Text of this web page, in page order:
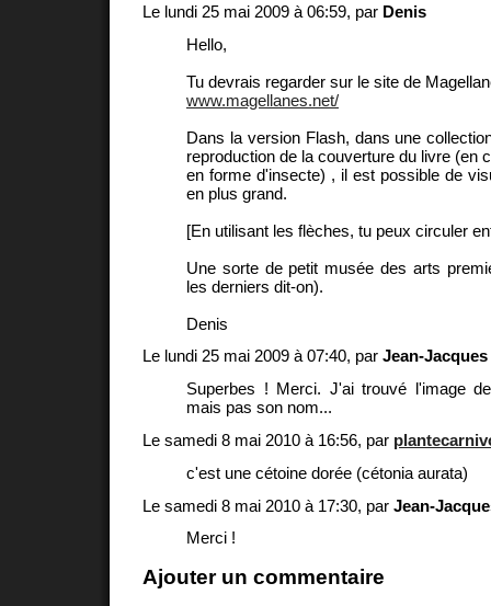
Le lundi 25 mai 2009 à 06:59, par Denis
Hello,
Tu devrais regarder sur le site de
www.magellanes.net/
Dans la version Flash, dans une
reproduction de la couverture du livre (en
en forme d'insecte) , il est possible de
en plus grand.
[En utilisant les flèches, tu peux circuler
Une sorte de petit musée des arts
les derniers dit-on).
Denis
Le lundi 25 mai 2009 à 07:40, par Jean-
Superbes ! Merci. J'ai trouvé l'image
mais pas son nom...
Le samedi 8 mai 2010 à 16:56, par
c'est une cétoine dorée (cétonia aurata)
Le samedi 8 mai 2010 à 17:30, par Jean-
Merci !
Ajouter un commentaire